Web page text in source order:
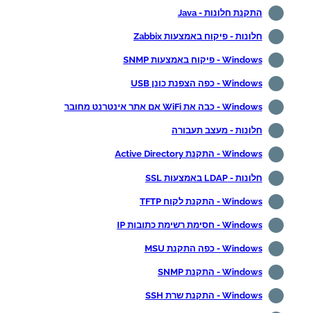
התקנת חלונות - Java
חלונות - פיקוח באמצעות Zabbix
Windows - פיקוח באמצעות SNMP
Windows - כפה הצפנת כונן USB
Windows - כבה את WiFi אם אתר אינטרנט מחובר
חלונות - מעצב תעבורה
Windows - התקנת Active Directory
חלונות - LDAP באמצעות SSL
Windows - התקנת לקוח TFTP
Windows - חסימת רשימת כתובות IP
Windows - כפה התקנת MSU
Windows - התקנת SNMP
Windows - התקנת שרת SSH